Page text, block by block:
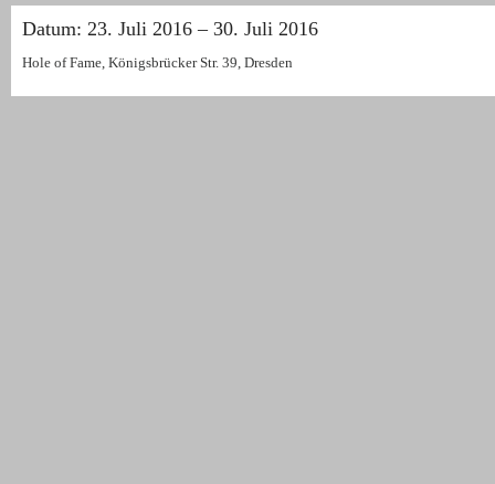
Datum: 23. Juli 2016 – 30. Juli 2016
Hole of Fame, Königsbrücker Str. 39, Dresden